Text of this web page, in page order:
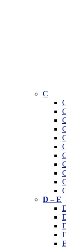
C
D – E